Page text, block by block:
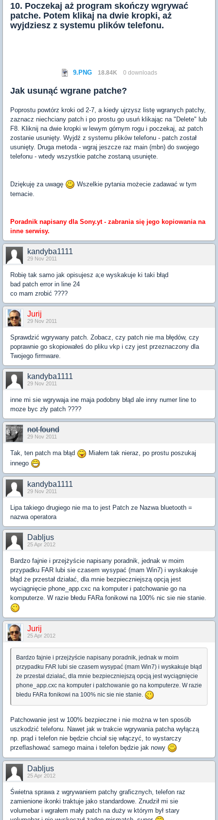
10. Poczekaj aż program skończy wgrywać
patche. Potem klikaj na dwie kropki, aż
wyjdziesz z systemu plików telefonu.
9.PNG 18.84K 0 downloads
Jak usunąć wgrane patche?
Poprostu powtórz kroki od 2-7, a kiedy ujrzysz listę wgranych patchy,
zaznacz niechciany patch i po prostu go usuń klikając na "Delete" lub
F8. Kliknij na dwie kropki w lewym górnym rogu i poczekaj, aż patch
zostanie usunięty. Wyjdź z systemu plików telefonu - patch został
usunięty. Druga metoda - wgraj jeszcze raz main (mbn) do swojego
telefonu - wtedy wszystkie patche zostaną usunięte.
Dziękuję za uwagę
Wszelkie pytania możecie zadawać w tym
temacie.
Poradnik napisany dla Sony.yt - zabrania się jego kopiowania na
inne serwisy.
kandyba1111
29 Nov 2011
Robię tak samo jak opisujesz a;e wyskakuje ki taki błąd
bad patch error in line 24
co mam zrobić ????
Jurij
29 Nov 2011
Sprawdzić wgrywany patch. Zobacz, czy patch nie ma błędów, czy
poprawnie go skopiowałeś do pliku vkp i czy jest przeznaczony dla
Twojego firmware.
kandyba1111
29 Nov 2011
inne mi sie wgrywaja ine maja podobny błąd ale inny numer line to
moze byc zły patch ????
not found
29 Nov 2011
Tak, ten patch ma błąd
Miałem tak nieraz, po prostu poszukaj
innego
kandyba1111
29 Nov 2011
Lipa takiego drugiego nie ma to jest Patch ze Nazwa bluetooth =
nazwa operatora
Dabljus
25 Apr 2012
Bardzo fajnie i przejżyście napisany poradnik, jednak w moim
przypadku FAR lubi sie czasem wysypać (mam Win7) i wyskakuje
błąd że przestał działać, dla mnie bezpieczniejszą opcją jest
wyciągnięcie phone_app.cxc na komputer i patchowanie go na
komputerze. W razie błedu FARa fonikowi na 100% nic sie nie stanie.
Jurij
25 Apr 2012
Bardzo fajnie i przejżyście napisany poradnik, jednak w moim
przypadku FAR lubi sie czasem wysypać (mam Win7) i wyskakuje błąd
że przestał działać, dla mnie bezpieczniejszą opcją jest wyciągnięcie
phone_app.cxc na komputer i patchowanie go na komputerze. W razie
błedu FARa fonikowi na 100% nic sie nie stanie.
Patchowanie jest w 100% bezpieczne i nie można w ten sposób
uszkodzić telefonu. Nawet jak w trakcie wgrywania patcha wyłączą
np. prąd i telefon nie będzie chciał się włączyć, to wystarczy
przeflashować samego maina i telefon będzie jak nowy
Dabljus
25 Apr 2012
Świetna sprawa z wgrywaniem patchy graficznych, telefon raz
zamienione ikonki traktuje jako standardowe. Znudził mi sie
volumebar i wgrałem mały patch na duży w którym był stary